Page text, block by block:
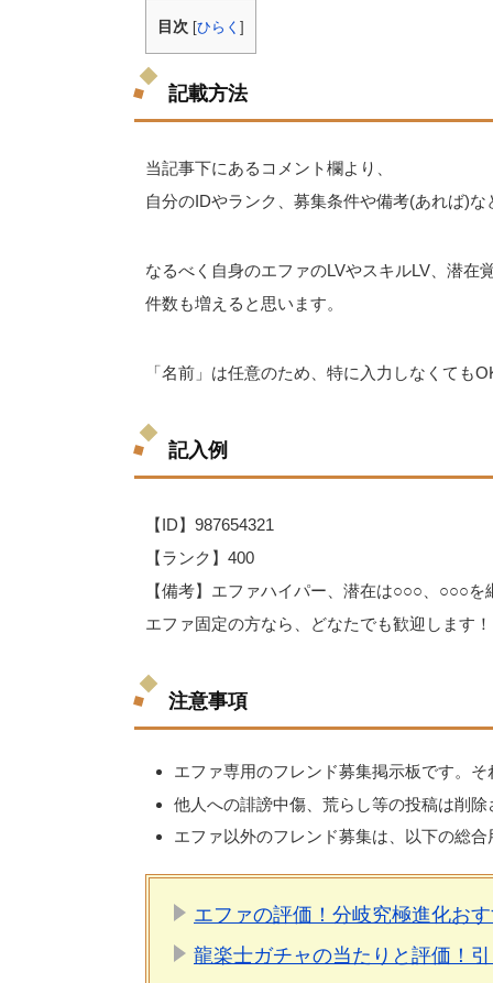
目次 [ひらく ]
記載方法
当記事下にあるコメント欄より、
自分のIDやランク、募集条件や備考(あれば)な
なるべく自身のエファのLVやスキルLV、潜
件数も増えると思います。
「名前」は任意のため、特に入力しなくても
記入例
【ID】987654321
【ランク】400
【備考】エファハイパー、潜在は○○○、○○○を
エファ固定の方なら、どなたでも歓迎します！
注意事項
エファ専用のフレンド募集掲示板です。そ
他人への誹謗中傷、荒らし等の投稿は削除
エファ以外のフレンド募集は、以下の総合
エファの評価！分岐究極進化お
龍楽士ガチャの当たりと評価！